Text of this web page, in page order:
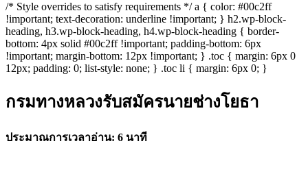
/* Style overrides to satisfy requirements */ a { color: #00c2ff
!important; text-decoration: underline !important; } h2.wp-block-
heading, h3.wp-block-heading, h4.wp-block-heading { border-
bottom: 4px solid #00c2ff !important; padding-bottom: 6px
!important; margin-bottom: 12px !important; } .toc { margin: 6px 0
12px; padding: 0; list-style: none; } .toc li { margin: 6px 0; }
กรมทางหลวงรับสมัครนายช่างโยธา
ประมาณการเวลาอ่าน: 6 นาที